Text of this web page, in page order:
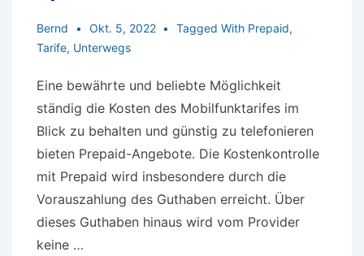
Bernd Okt. 5, 2022 Tagged With Prepaid,
Tarife, Unterwegs
Eine bewährte und beliebte Möglichkeit
ständig die Kosten des Mobilfunktarifes im
Blick zu behalten und günstig zu telefonieren
bieten Prepaid-Angebote. Die Kostenkontrolle
mit Prepaid wird insbesondere durch die
Vorauszahlung des Guthaben erreicht. Über
dieses Guthaben hinaus wird vom Provider
keine …